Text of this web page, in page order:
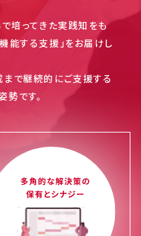
培ってきた実践知をも
能する支援」をお届けし
まで継続的にご支援する
です。